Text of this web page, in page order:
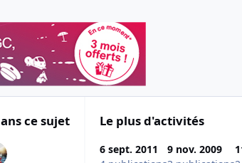
ce sujet Le plus d'activités
6 sept. 2011
9 nov. 2009